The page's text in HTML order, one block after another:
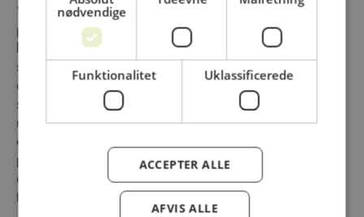
”fundament”, olie! Vi har et bredt udvalg af friturolier, som
passer til dit behov. Seneste nyhed er fritureolie i BIB,
hvilket betyder 80% mindre plast og 90% mindre plads
som affald, samt let at affaldsortere. Udover at producere
og sælge vores eget brand Rapsona, laver vi også
skræddersyede løsninger til industrien og HoReCa
markedet, enten som produktion af eksisterende opskrifter
eller fx som co-development mellem kunde og vores
produktudviklings afdeling. Vi leverer i mange forskellige
emballager og størrelser – lige fra sprøjteflasker og spande
til containere med 1.000 ltr.
nødvendige
Funktionalitet Uklassificerede
ACCEPTER ALLE
AFVIS ALLE